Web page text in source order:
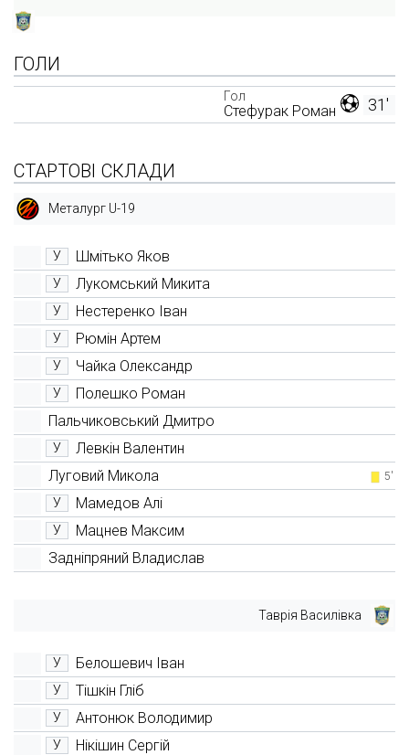
ГОЛИ
31'
Гол
Стефурак Роман
СТАРТОВІ СКЛАДИ
Металург U-19
У Шмітько Яков
У Лукомський Микита
У Нестеренко Іван
У Рюмін Артем
У Чайка Олександр
У
Полешко Роман
Пальчиковський Дмитро
У
Левкін Валентин
Луговий Микола
5'
У Мамедов Алі
У
Мацнев Максим
Задніпряний Владислав
Таврія Василівка
У Белошевич Іван
У Тішкін Гліб
У Антонюк Володимир
У Нікішин Сергій